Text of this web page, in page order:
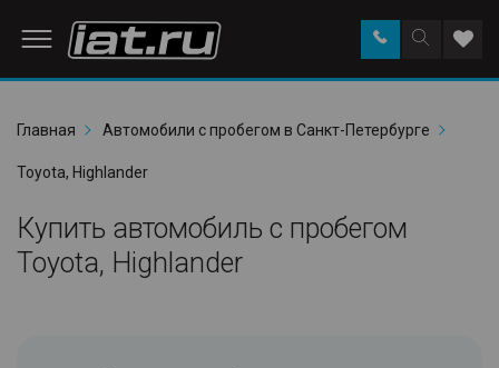
Поиск
по
Заказать
звонок в
Главная
Автомобили с пробегом в Санкт-Петербурге
Toyota, Highlander
Купить автомобиль с пробегом
Toyota, Highlander